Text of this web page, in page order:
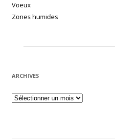
Voeux
Zones humides
ARCHIVES
Archives